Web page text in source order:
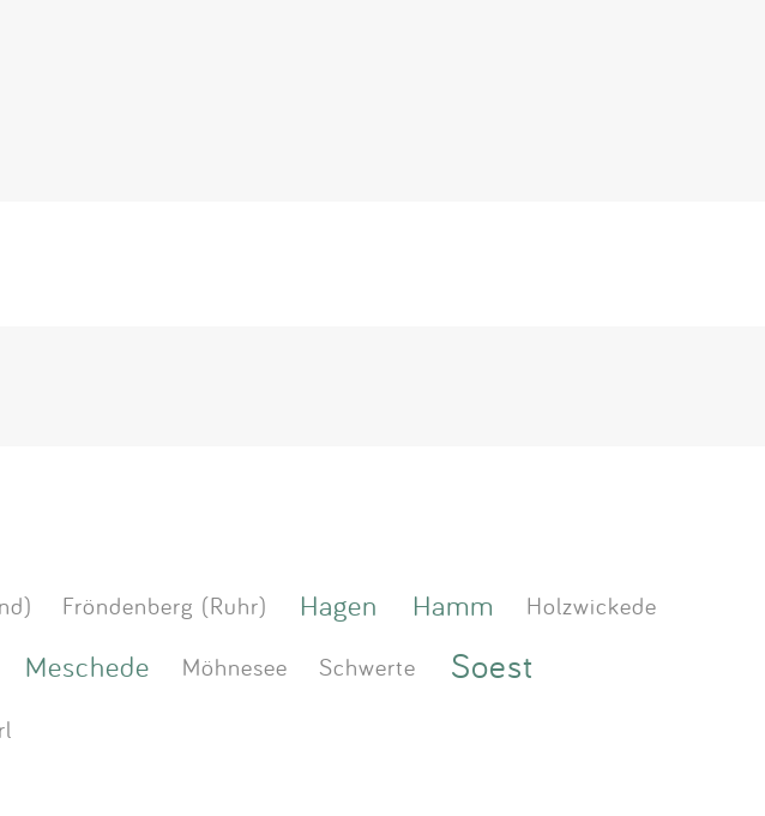
Fröndenberg (Ruhr) Hagen Hamm
Holzwickede
Meschede Möhnesee Schwerte Soest